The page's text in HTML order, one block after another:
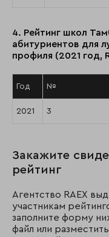
4. Рейтинг школ
абитуриентов для
профиля (2021 год,
Год №
2021 3
Закажите
рейтинг
Агентство RAEX
участникам
заполните форму
файл или